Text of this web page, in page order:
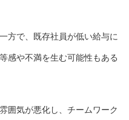
方で、既存社員が低い給与に
感や不満を生む可能性もある
囲気が悪化し、チームワーク